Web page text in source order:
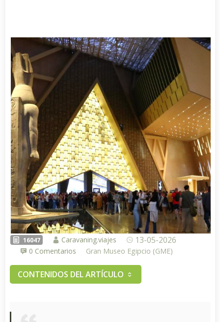
16047 Caravaning.viajes 13-05-2026
0 Comentarios Gran Museo Egipcio (GME)
CONTENIDOS DEL ARTÍCULO